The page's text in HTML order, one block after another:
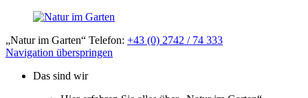
„Natur im Garten“ Telefon: +43 (0) 2742 / 74 333
Navigation überspringen
Das sind wir